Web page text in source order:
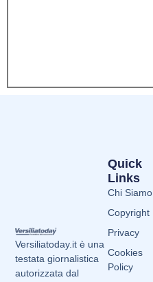
Versiliatoday.it è una
testata giornalistica
autorizzata dal
Quick
Links
Chi Siamo
Copyright
Privacy
Cookies
Policy